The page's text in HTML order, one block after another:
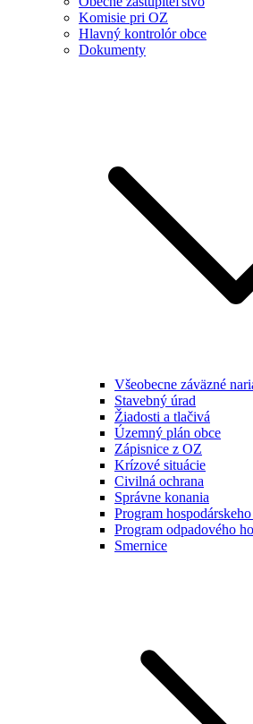
Komisie pri OZ
Hlavný kontrolór obce
Dokumenty
Všeobecne záväzné
Stavebný úrad
Žiadosti a tlačivá
Územný plán obce
Zápisnice z OZ
Krízové situácie
Civilná ochrana
Správne konania
Program
Program odpadového
Smernice